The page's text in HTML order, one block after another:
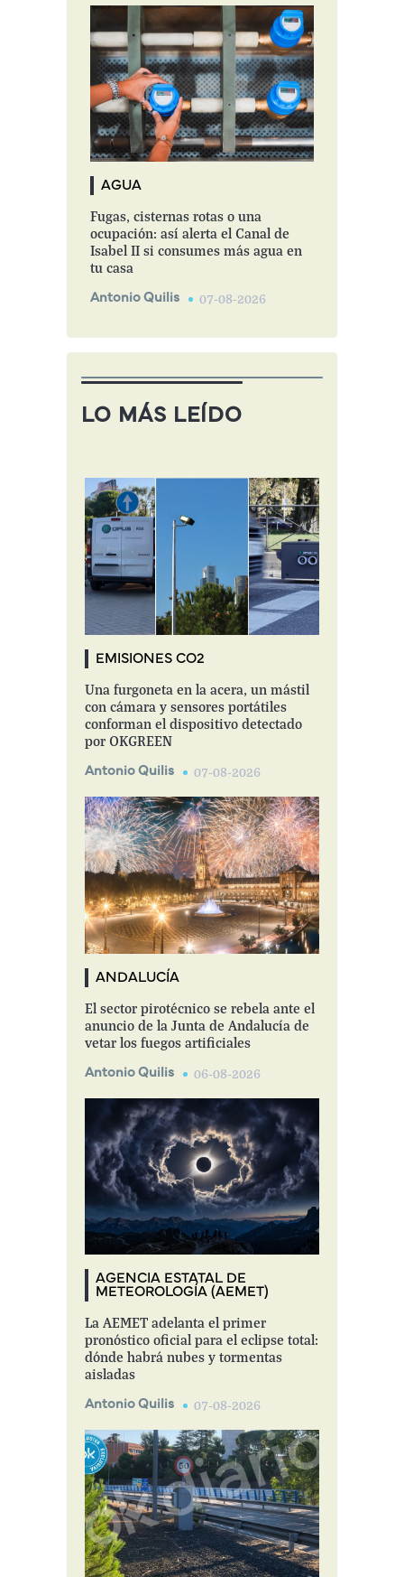
AGUA
Fugas, cisternas rotas o una
ocupación: así alerta el Canal de
Isabel II si consumes más agua en
tu casa
Antonio Quilis 07-08-2026
LO MÁS LEÍDO
EMISIONES CO2
Una furgoneta en la acera, un mástil
con cámara y sensores portátiles
conforman el dispositivo detectado
por OKGREEN
Antonio Quilis 07-08-2026
ANDALUCÍA
El sector pirotécnico se rebela ante el
anuncio de la Junta de Andalucía de
vetar los fuegos artificiales
Antonio Quilis 06-08-2026
AGENCIA ESTATAL DE
METEOROLOGÍA (AEMET)
La AEMET adelanta el primer
pronóstico oficial para el eclipse total:
dónde habrá nubes y tormentas
aisladas
Antonio Quilis 07-08-2026